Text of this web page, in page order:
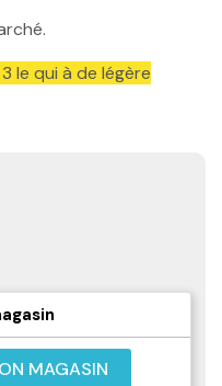
le qui à de légère
MAGASIN